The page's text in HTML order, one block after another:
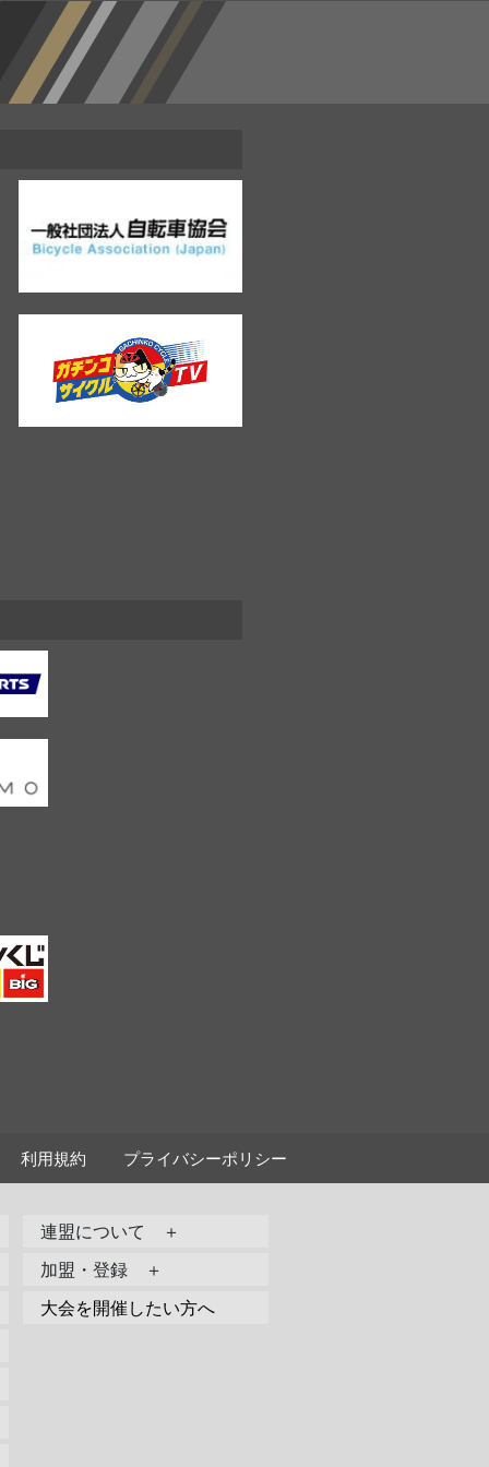
利用規約 プライバシーポリシー
連盟について ＋
加盟・登録 ＋
大会を開催したい方へ